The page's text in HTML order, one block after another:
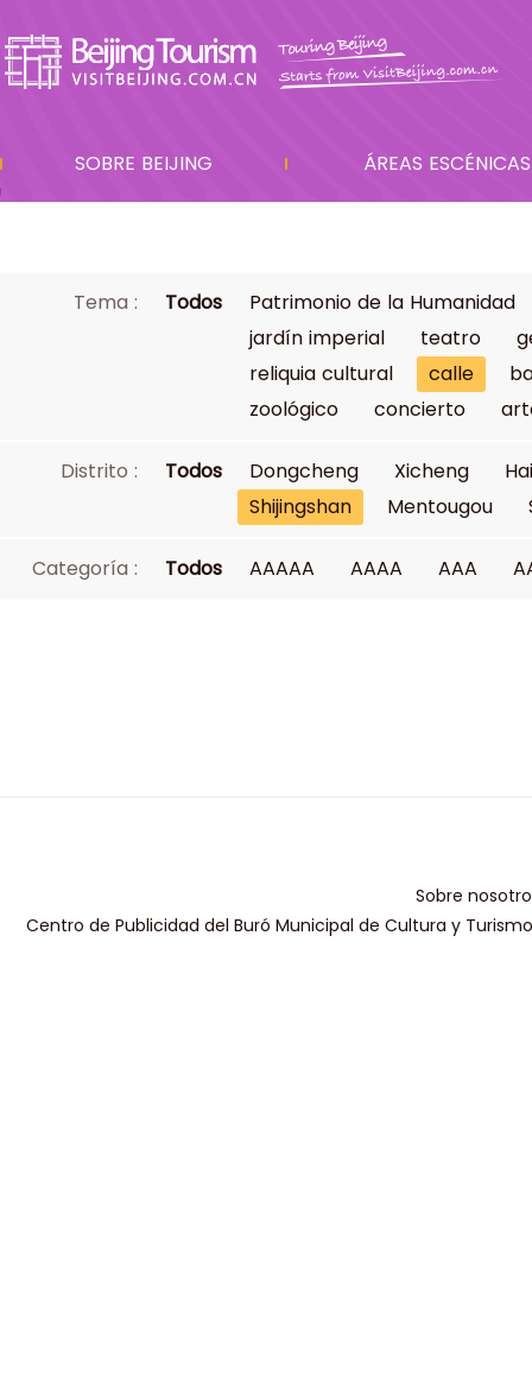
SOBRE BEIJING ÁREAS ESCÉNICAS
Tema : Todos
Patrimonio de la Humanidad
jardín imperial
teatro
reliquia cultural
calle
zoológico
concierto
Distrito : Todos Dongcheng Xicheng
Shijingshan
Mentougou
Categoría : Todos AAAAA AAAA AAA
Sobre
Centro de Publicidad del Buró Municipal de Cultura y